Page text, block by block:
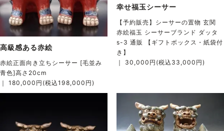
高級感ある赤絵
赤絵正面向き立ちシーサー [毛並み
青色]高さ20cm
｜ 180,000円(税込198,000円)
幸せ福玉シーサー
【予約販売】シーサーの置物 玄関
赤絵福玉 シーサーブランド ダッタ
s-3 通販 【ギフトボックス・紙袋付
き】
｜ 30,000円(税込33,000円)